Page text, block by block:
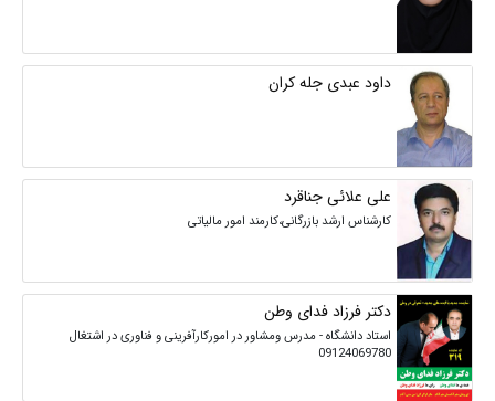
داود عبدی جله کران
علی علائی جناقرد
کارشناس ارشد بازرگانی،کارمند امور مالیاتی
دکتر فرزاد فدای وطن
استاد دانشگاه - مدرس ومشاور در امورکارآفرینی و فناوری در اشتغال
09124069780